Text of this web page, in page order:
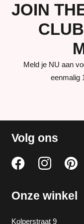
JOIN
Meld je NU aan
eenmalig
Volg ons
Onze winkel
Kolperstraat 9